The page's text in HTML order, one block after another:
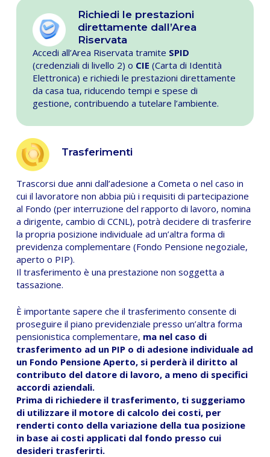
Richiedi le prestazioni
direttamente dall’Area
Riservata
Accedi all’Area Riservata tramite SPID
(credenziali di livello 2) o CIE (Carta di Identità
Elettronica) e richiedi le prestazioni direttamente
da casa tua, riducendo tempi e spese di
gestione, contribuendo a tutelare l’ambiente.
Trasferimenti
Trascorsi due anni dall’adesione a Cometa o nel caso in
cui il lavoratore non abbia più i requisiti di partecipazione
al Fondo (per interruzione del rapporto di lavoro, nomina
a dirigente, cambio di CCNL), potrà decidere di trasferire
la propria posizione individuale ad un’altra forma di
previdenza complementare (Fondo Pensione negoziale,
aperto o PIP).
Il trasferimento è una prestazione non soggetta a
tassazione.
È importante sapere che il trasferimento consente di
proseguire il piano previdenziale presso un’altra forma
pensionistica complementare, ma nel caso di
trasferimento ad un PIP o di adesione individuale ad
un Fondo Pensione Aperto, si perderà il diritto al
contributo del datore di lavoro, a meno di specifici
accordi aziendali.
Prima di richiedere il trasferimento, ti suggeriamo
di utilizzare il motore di calcolo dei costi, per
renderti conto della variazione della tua posizione
in base ai costi applicati dal fondo presso cui
desideri trasferirti.